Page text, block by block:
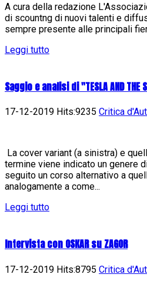
A cura della redazione
di scountng di nuovi talenti e
sempre presente alle principali
Leggi tutto
Saggio e analisi di "TESLA AND THE
17-12-2019 Hits:9235 Critica
La cover variant (a sinistra) e
termine viene indicato un genere
seguito un corso alternativo a
analogamente a come...
Leggi tutto
Intervista con OSKAR su ZAGOR
17-12-2019 Hits:8795 Critica